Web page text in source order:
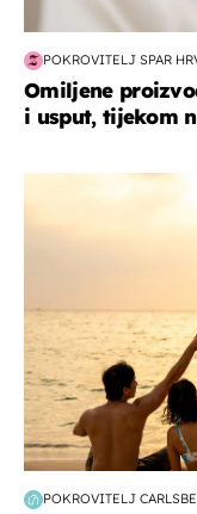
POKROVITELJ SPAR
Omiljene
i usput, tijekom
POKROVITELJ